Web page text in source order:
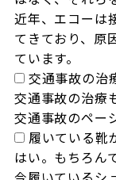
近年、エコーは
てきており、原
ています。
交通事故の治
交通事故の治療
交通事故のペー
履いている靴
はい。もちろんで